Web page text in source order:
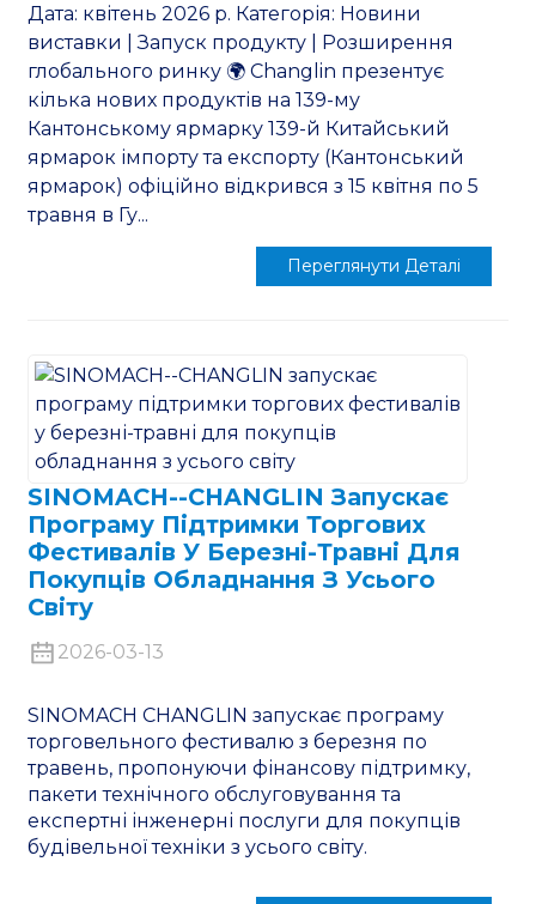
Дата: квітень 2026 р. Категорія: Новини
виставки | Запуск продукту | Розширення
глобального ринку 🌍 Changlin презентує
кілька нових продуктів на 139-му
Кантонському ярмарку 139-й Китайський
ярмарок імпорту та експорту (Кантонський
ярмарок) офіційно відкрився з 15 квітня по 5
травня в Гу...
Переглянути Деталі
SINOMACH--CHANGLIN Запускає
Програму Підтримки Торгових
Фестивалів У Березні-Травні Для
Покупців Обладнання З Усього
Світу
2026-03-13
SINOMACH CHANGLIN запускає програму
торговельного фестивалю з березня по
травень, пропонуючи фінансову підтримку,
пакети технічного обслуговування та
експертні інженерні послуги для покупців
будівельної техніки з усього світу.